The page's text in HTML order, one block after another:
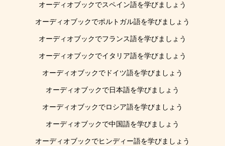
オーディオブックでスペイン語を学びましょう
オーディオブックでポルトガル語を学びましょう
オーディオブックでフランス語を学びましょう
オーディオブックでイタリア語を学びましょう
オーディオブックでドイツ語を学びましょう
オーディオブックで日本語を学びましょう
オーディオブックでロシア語を学びましょう
オーディオブックで中国語を学びましょう
オーディオブックでヒンディー語を学びましょう